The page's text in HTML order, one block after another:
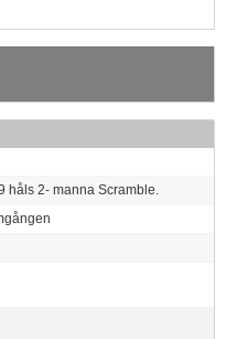
håls 2- manna Scramble.